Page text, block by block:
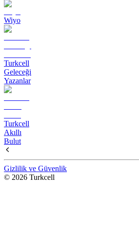
Wiyo
Turkcell
Geleceği
Yazanlar
Turkcell
Akıllı
Bulut
Gizlilik ve Güvenlik
© 2026 Turkcell